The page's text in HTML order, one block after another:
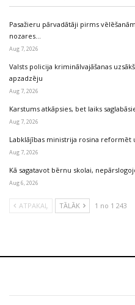
Pasažieru pārvadātāji pirms
nozares…
Aug 7, 2026
Valsts policija kriminālvajāšanas
apzadzēju
Aug 7, 2026
Karstums atkāpsies, bet laiks
Aug 7, 2026
Labklājības ministrija rosina reformēt
Aug 7, 2026
Kā sagatavot bērnu skolai,
Aug 6, 2026
ATPAKAĻ TĀLĀK 1 no 1 243